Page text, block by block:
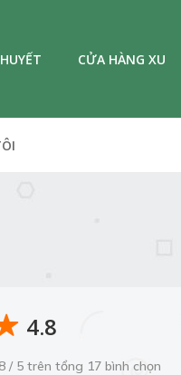
CỬA HÀNG XU
4.8
/ 5 trên tổng 17 bình chọn